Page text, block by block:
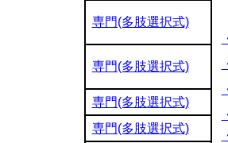
専門(多肢選択式)
専門(多肢選択式)
専門(多肢選択式)
専門(多肢選択式)